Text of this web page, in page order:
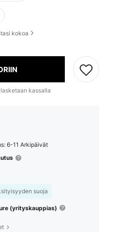
kokoa
kassalla
6-11 Arkipäivät
suoja
(yrityskauppias)